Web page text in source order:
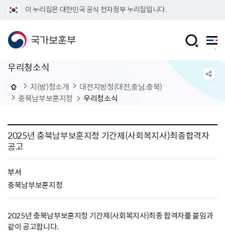
이 누리집은 대한민국 공식 전자정부 누리집입니다.
우리청소식
지(방)청소개
대전지방청(대전,충남,충북)
충북남부보훈지청
우리청소식
2025년 충북남부보훈지청 기간제(사회복지사)최종합격자
공고
부서
충북남부보훈지청
2025년 충북남부보훈지청 기간제(사회복지사)최종 합격자를 붙임과
같이 공고합니다.